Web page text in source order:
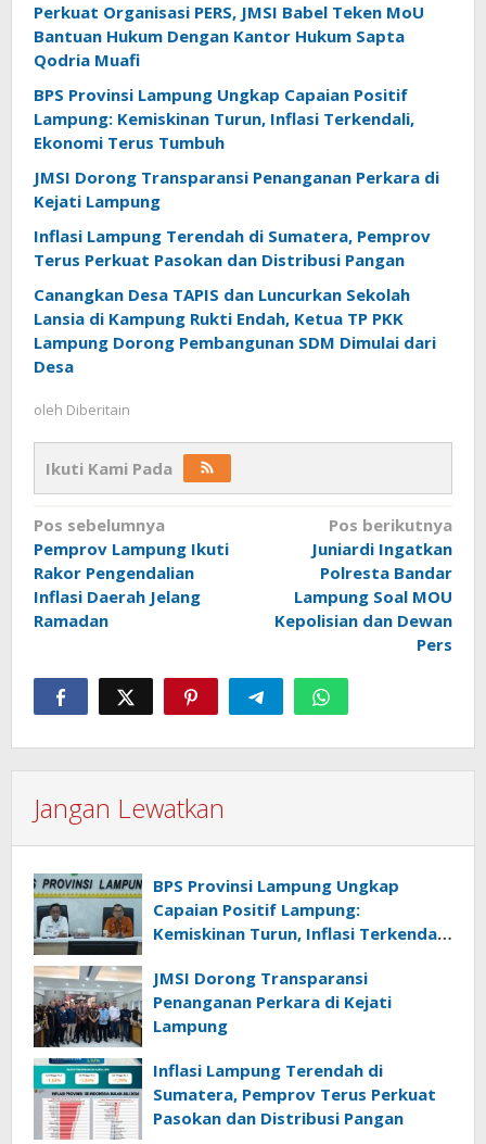
Perkuat Organisasi PERS, JMSI Babel Teken MoU
Bantuan Hukum Dengan Kantor Hukum Sapta
Qodria Muafi
BPS Provinsi Lampung Ungkap Capaian Positif
Lampung: Kemiskinan Turun, Inflasi Terkendali,
Ekonomi Terus Tumbuh
JMSI Dorong Transparansi Penanganan Perkara di
Kejati Lampung
Inflasi Lampung Terendah di Sumatera, Pemprov
Terus Perkuat Pasokan dan Distribusi Pangan
Canangkan Desa TAPIS dan Luncurkan Sekolah
Lansia di Kampung Rukti Endah, Ketua TP PKK
Lampung Dorong Pembangunan SDM Dimulai dari
Desa
oleh Diberitain
Ikuti Kami Pada
Navigasi
pos
Pos sebelumnya
Pemprov Lampung Ikuti
Rakor Pengendalian
Inflasi Daerah Jelang
Ramadan
Pos berikutnya
Juniardi Ingatkan
Polresta Bandar
Lampung Soal MOU
Kepolisian dan Dewan
Pers
Jangan Lewatkan
BPS Provinsi Lampung Ungkap
Capaian Positif Lampung:
Kemiskinan Turun, Inflasi Terkendali,
JMSI Dorong Transparansi
Penanganan Perkara di Kejati
Lampung
Inflasi Lampung Terendah di
Sumatera, Pemprov Terus Perkuat
Pasokan dan Distribusi Pangan